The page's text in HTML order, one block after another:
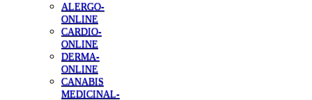
ALERGO-
ONLINE
CARDIO-
ONLINE
DERMA-
ONLINE
CANABIS
MEDICINAL-